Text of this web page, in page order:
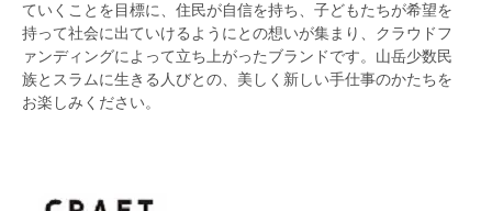
ていくことを目標に、住民が自信を持ち、子どもたちが希望を
持って社会に出ていけるようにとの想いが集まり、クラウドフ
ァンディングによって立ち上がったブランドです。山岳少数民
族とスラムに生きる人びとの、美しく新しい手仕事のかたちを
お楽しみください。